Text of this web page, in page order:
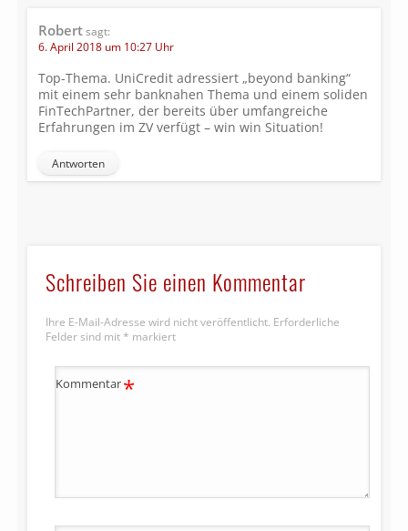
Robertsagt:
6. April 2018 um 10:27 Uhr
Top-Thema. UniCredit adressiert „beyond banking“
mit einem sehr banknahen Thema und einem soliden
FinTechPartner, der bereits über umfangreiche
Erfahrungen im ZV verfügt – win win Situation!
Antworten
Schreiben Sie einen Kommentar
Ihre E-Mail-Adresse wird nicht veröffentlicht. Erforderliche
Felder sind mit * markiert
Kommentar*